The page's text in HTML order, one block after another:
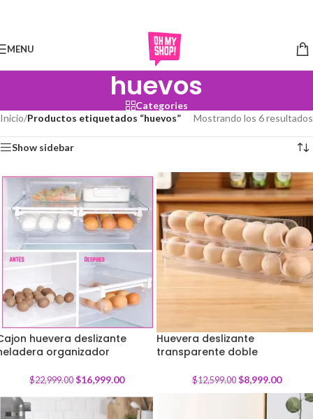
MENU
huevos
Categories
Inicio/Productos etiquetados “huevos” Mostrando los 6 resultados
Show sidebar
-26%
huevera deslizante
organizador
$22,999.00 $16,999.00
-29%
Huevera deslizante
transparente doble
$12,599.00 $8,999.00